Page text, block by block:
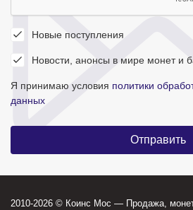
Новые поступления
Новости, анонсы в мире монет и
Я принимаю условия политики
данных
2010-2026 © Коинс Мос — Продажа,